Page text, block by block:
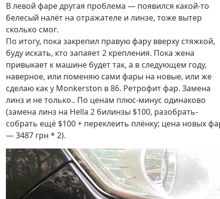
В левой фаре другая проблема — появился какой-то
белесый налёт на отражателе и линзе, тоже вытер
сколько смог.
По итогу, пока закрепил правую фару вверху стяжкой,
буду искать, кто запаяет 2 крепления. Пока жена
привыкает к машине будет так, а в следующем году,
наверное, или поменяю сами фары на новые, или же
сделаю как у Monkerston в 86. Ретрофит фар. Замена
линз и не только.. По ценам плюс-минус одинаково
(замена линз на Hella 2 билинзы $100, разобрать-
собрать ещё $100 + переклеить плёнку; цена новых
— 3487 грн * 2).